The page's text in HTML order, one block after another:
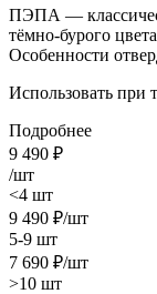
ПЭПА —
тёмно-бурого
Особенности
Использовать при
Подробнее
9 490 ₽
/шт
<4 шт
9 490 ₽/шт
5-9 шт
7 690 ₽/шт
>10 шт